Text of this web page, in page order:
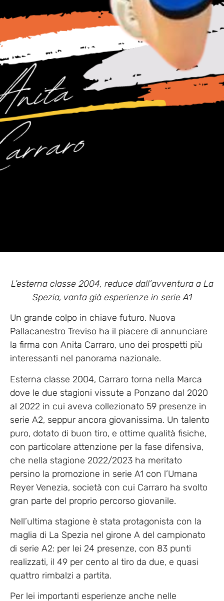
L’esterna classe 2004, reduce dall’avventura a La
Spezia, vanta già esperienze in serie A1
Un grande colpo in chiave futuro. Nuova
Pallacanestro Treviso ha il piacere di annunciare
la firma con Anita Carraro, uno dei prospetti più
interessanti nel panorama nazionale.
Esterna classe 2004, Carraro torna nella Marca
dove le due stagioni vissute a Ponzano dal 2020
al 2022 in cui aveva collezionato 59 presenze in
serie A2, seppur ancora giovanissima. Un talento
puro, dotato di buon tiro, e ottime qualità fisiche,
con particolare attenzione per la fase difensiva,
che nella stagione 2022/2023 ha meritato
persino la promozione in serie A1 con l’Umana
Reyer Venezia, società con cui Carraro ha svolto
gran parte del proprio percorso giovanile.
Nell’ultima stagione è stata protagonista con la
maglia di La Spezia nel girone A del campionato
di serie A2: per lei 24 presenze, con 83 punti
realizzati, il 49 per cento al tiro da due, e quasi
quattro rimbalzi a partita.
Per lei importanti esperienze anche nelle